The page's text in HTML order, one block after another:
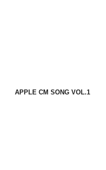
APPLE CM SONG VOL.1